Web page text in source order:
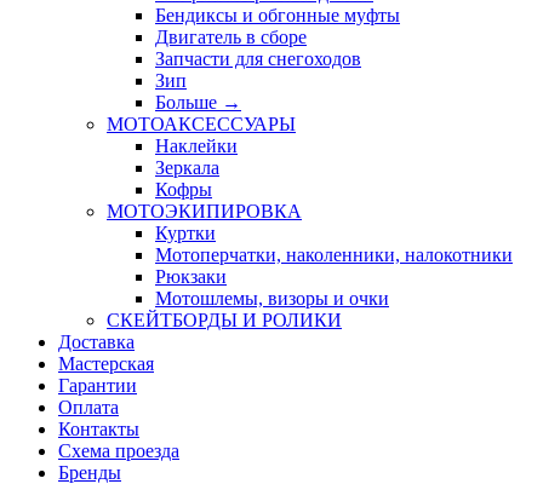
Бендиксы и обгонные муфты
Двигатель в сборе
Запчасти для снегоходов
Зип
Больше →
МОТОАКСЕССУАРЫ
Наклейки
Зеркала
Кофры
МОТОЭКИПИРОВКА
Куртки
Мотоперчатки, наколенники, налокотники
Рюкзаки
Мотошлемы, визоры и очки
СКЕЙТБОРДЫ И РОЛИКИ
Доставка
Мастерская
Гарантии
Оплата
Контакты
Схема проезда
Бренды